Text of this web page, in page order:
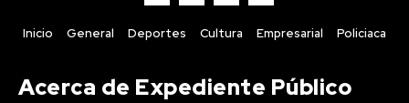
Inicio General Deportes Cultura Empresarial Policiaca
Acerca de Expediente Público